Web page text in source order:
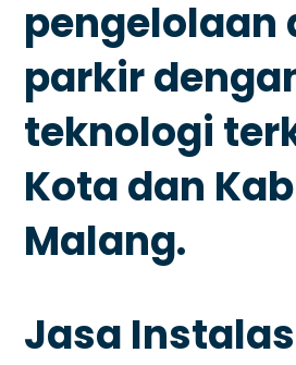
pengelolaan
parkir
teknologi
Kota dan
Malang.
Jasa